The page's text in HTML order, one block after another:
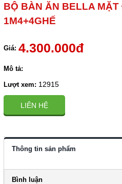
BỘ BÀN ĂN BELLA
1M4+4GHẾ
Giá: 4.300.000đ
Mô tả:
Lượt xem: 12915
LIÊN HỆ
Thông tin sản phẩm
Bình luận